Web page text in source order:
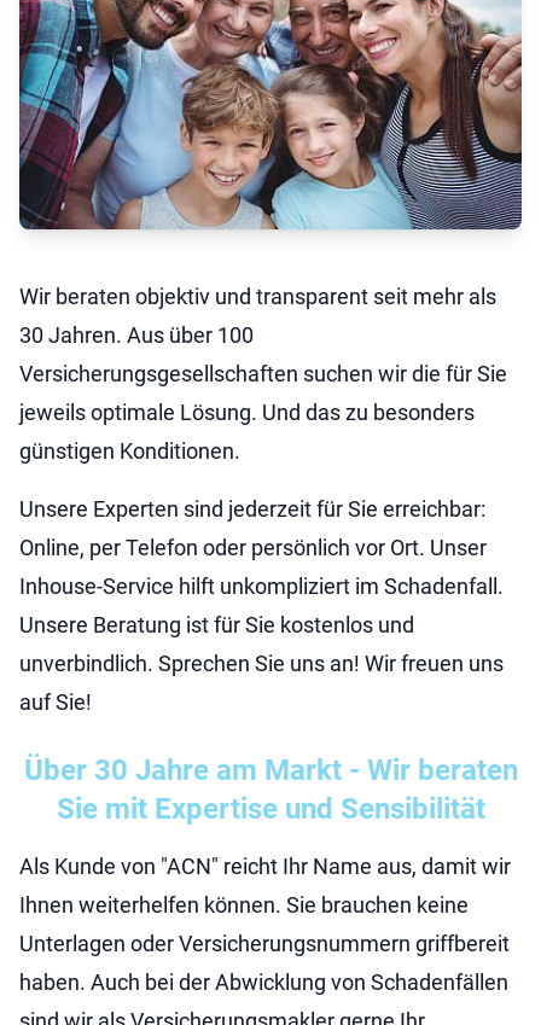
Wir beraten objektiv und transparent seit mehr als
30 Jahren. Aus über 100
Versicherungsgesellschaften suchen wir die für Sie
jeweils optimale Lösung. Und das zu besonders
günstigen Konditionen.
Unsere Experten sind jederzeit für Sie erreichbar:
Online, per Telefon oder persönlich vor Ort. Unser
Inhouse-Service hilft unkompliziert im Schadenfall.
Unsere Beratung ist für Sie kostenlos und
unverbindlich. Sprechen Sie uns an! Wir freuen uns
auf Sie!
Über 30 Jahre am Markt - Wir beraten
Sie mit Expertise und Sensibilität
Als Kunde von "ACN" reicht Ihr Name aus, damit wir
Ihnen weiterhelfen können. Sie brauchen keine
Unterlagen oder Versicherungsnummern griffbereit
haben. Auch bei der Abwicklung von Schadenfällen